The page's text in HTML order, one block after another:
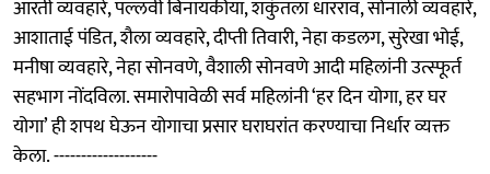
आरती व्यवहारे, पल्लवी बिनायकीया, शकुंतला धारराव, सोनाली व्यवहारे,
आशाताई पंडित, शैला व्यवहारे, दीप्ती तिवारी, नेहा कडलग, सुरेखा भोई,
मनीषा व्यवहारे, नेहा सोनवणे, वैशाली सोनवणे आदी महिलांनी उत्स्फूर्त
सहभाग नोंदविला. समारोपावेळी सर्व महिलांनी ‘हर दिन योगा, हर घर
योगा’ ही शपथ घेऊन योगाचा प्रसार घराघरांत करण्याचा निर्धार व्यक्त
केला. -------------------